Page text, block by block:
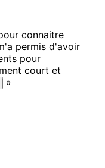
connaitre
permis d'avoir
pour
court et
»